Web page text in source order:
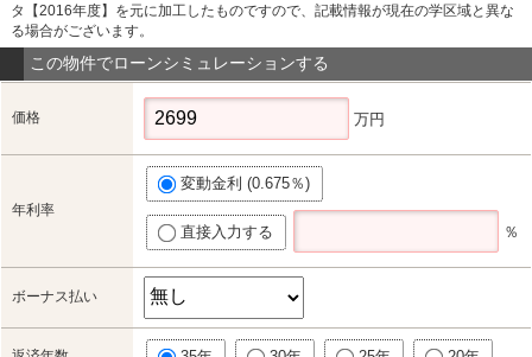
タ【2016年度】を元に加工したものですので、記載情報が現在の学区域と異な
る場合がございます。
この物件でローンシミュレーションする
価格 万円
年利率
変動金利 (0.675％)
直接入力する ％
ボーナス払い